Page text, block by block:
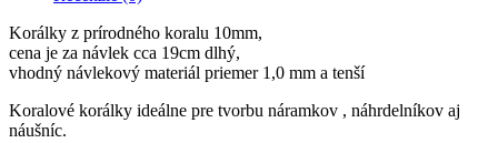
Korálky z prírodného koralu 10mm,
cena je za návlek cca 19cm dlhý,
vhodný návlekový materiál priemer 1,0 mm a tenší
Koralové korálky ideálne pre tvorbu náramkov , náhrdelníkov aj
náušníc.